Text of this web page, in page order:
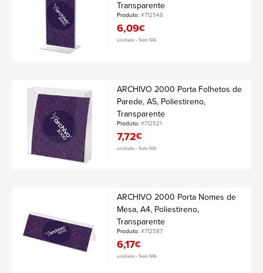
Transparente
Produto:#712548
6,09€
unidade • Sem IVA
ARCHIVO 2000 Porta Folhetos de
Parede, A5, Poliestireno,
Transparente
Produto:#712521
7,72€
unidade • Sem IVA
ARCHIVO 2000 Porta Nomes de
Mesa, A4, Poliestireno,
Transparente
Produto:#712587
6,17€
unidade • Sem IVA